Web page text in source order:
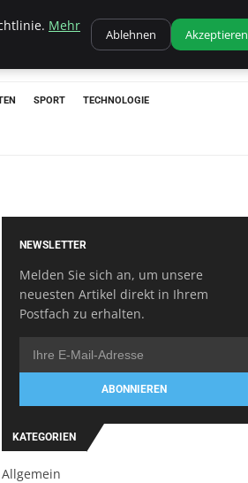
SPORT TECHNOLOGIE
NEWSLETTER
Melden Sie sich an, um unsere
neuesten Artikel direkt in Ihrem
Postfach zu erhalten.
ABONNIEREN
KATEGORIEN
Allgemein
Mehr
Ablehnen Akzeptieren